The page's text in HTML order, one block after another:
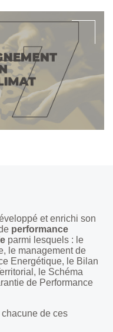
et enrichi son
performance
parmi lesquels : le
le management de
Energétique, le Bilan
le Schéma
de Performance
de ces